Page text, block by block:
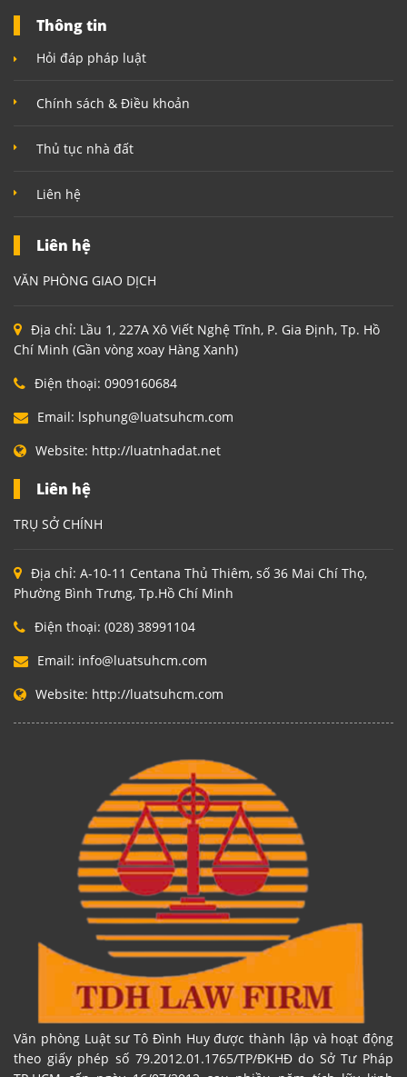
Thông tin
Hỏi đáp pháp luật
Chính sách & Điều khoản
Thủ tục nhà đất
Liên hệ
Liên hệ
VĂN PHÒNG GIAO DỊCH
Địa chỉ: Lầu 1, 227A Xô Viết Nghệ Tĩnh, P. Gia Định, Tp. Hồ
Chí Minh (Gần vòng xoay Hàng Xanh)
Điện thoại: 0909160684
Email: lsphung@luatsuhcm.com
Website: http://luatnhadat.net
Liên hệ
TRỤ SỞ CHÍNH
Địa chỉ: A-10-11 Centana Thủ Thiêm, số 36 Mai Chí Thọ,
Phường Bình Trưng, Tp.Hồ Chí Minh
Điện thoại: (028) 38991104
Email: info@luatsuhcm.com
Website: http://luatsuhcm.com
Văn phòng Luật sư Tô Đình Huy được thành lập và hoạt động
theo giấy phép số 79.2012.01.1765/TP/ĐKHĐ do Sở Tư Pháp